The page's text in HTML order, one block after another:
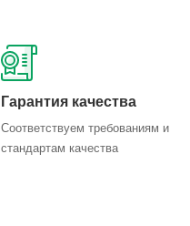
Гарантия качества
Соответствуем требованиям и
стандартам качества